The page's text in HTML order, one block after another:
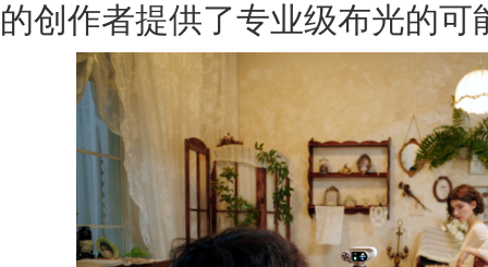
的创作者提供了专业级布光的可